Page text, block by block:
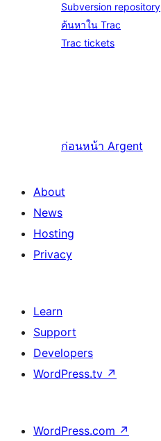
Subversion repository
ค้นหาใน Trac
Trac tickets
ก่อนหน้า Argent
About
News
Hosting
Privacy
Learn
Support
Developers
WordPress.tv ↗
WordPress.com ↗